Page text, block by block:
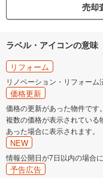
売却
ラベル・アイコンの意味
リフォーム
リノベーション・リフォーム
価格更新
価格の更新があった物件です。
複数の価格が表示されてい
あった場合に表示されます。
NEW
情報公開日が7日以内の場合
予告広告